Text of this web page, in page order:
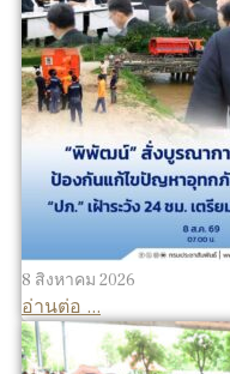
8 สิงหาคม 2026
อ่านต่อ ...